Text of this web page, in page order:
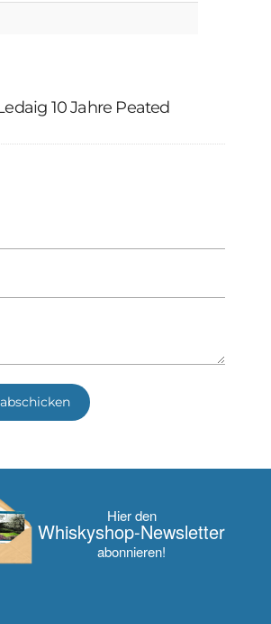
10 Jahre Peated
Hier den
Whisky­shop-Newsletter
abonnieren!